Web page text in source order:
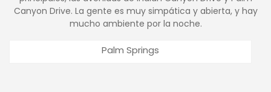
Canyon Drive. La gente es muy simpática y abierta, y hay
mucho ambiente por la noche.
Palm Springs